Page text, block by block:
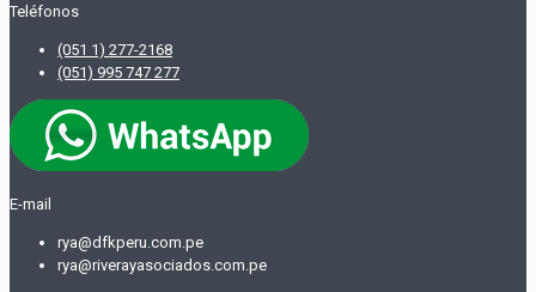
Teléfonos
(051 1) 277-2168
(051) 995 747 277
E-mail
rya@dfkperu.com.pe
rya@riverayasociados.com.pe